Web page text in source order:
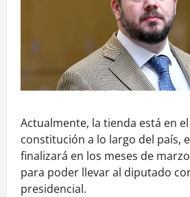
Actualmente, la tienda está en
constitución a lo largo del país,
finalizará en los meses de
para poder llevar al diputado
presidencial.